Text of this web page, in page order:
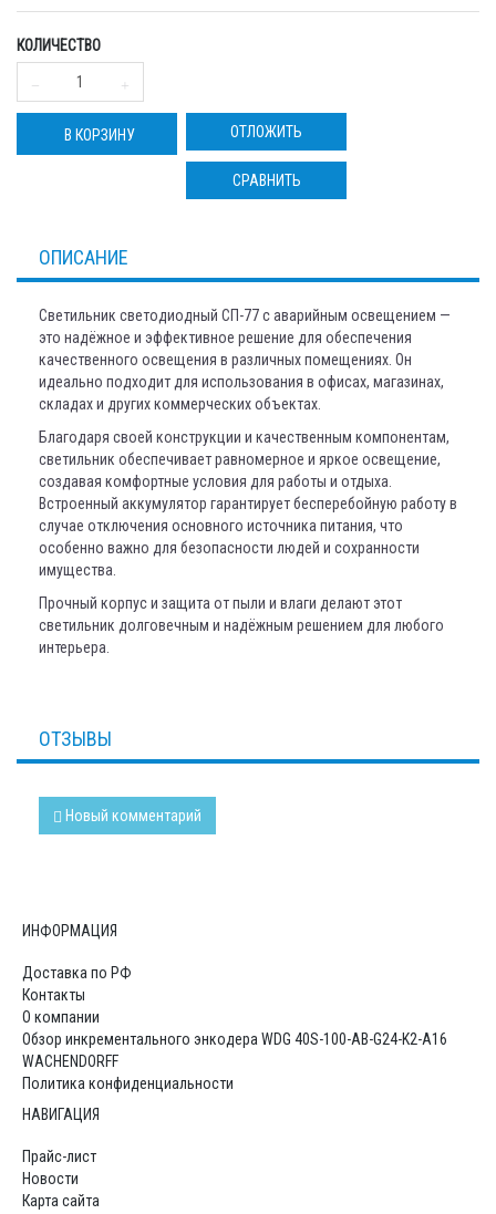
КОЛИЧЕСТВО
В КОРЗИНУ ОТЛОЖИТЬ
СРАВНИТЬ
ОПИСАНИЕ
Светильник светодиодный СП-77 с аварийным освещением —
это надёжное и эффективное решение для обеспечения
качественного освещения в различных помещениях. Он
идеально подходит для использования в офисах, магазинах,
складах и других коммерческих объектах.
Благодаря своей конструкции и качественным компонентам,
светильник обеспечивает равномерное и яркое освещение,
создавая комфортные условия для работы и отдыха.
Встроенный аккумулятор гарантирует бесперебойную работу в
случае отключения основного источника питания, что
особенно важно для безопасности людей и сохранности
имущества.
Прочный корпус и защита от пыли и влаги делают этот
светильник долговечным и надёжным решением для любого
интерьера.
ОТЗЫВЫ
Новый комментарий
ИНФОРМАЦИЯ
Доставка по РФ
Контакты
О компании
Обзор инкрементального энкодера WDG 40S-100-AB-G24-K2-A16
WACHENDORFF
Политика конфиденциальности
НАВИГАЦИЯ
Прайс-лист
Новости
Карта сайта